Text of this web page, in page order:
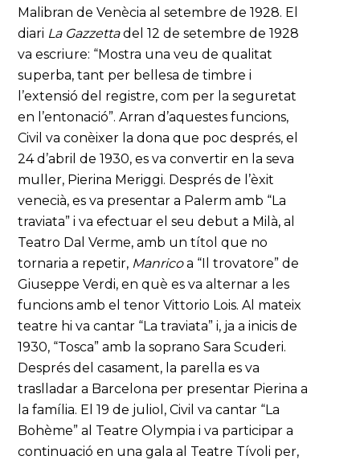
Malibran de Venècia al setembre de 1928. El
diari La Gazzettadel 12 de setembre de 1928
va escriure: “Mostra una veu de qualitat
superba, tant per bellesa de timbre i
l’extensió del registre, com per la seguretat
en l’entonació”. Arran d’aquestes funcions,
Civil va conèixer la dona que poc després, el
24 d’abril de 1930, es va convertir en la seva
muller, Pierina Meriggi. Després de l’èxit
venecià, es va presentar a Palerm amb “La
traviata” i va efectuar el seu debut a Milà, al
Teatro Dal Verme, amb un títol que no
tornaria a repetir, Manricoa “Il trovatore” de
Giuseppe Verdi, en què es va alternar a les
funcions amb el tenor Vittorio Lois. Al mateix
teatre hi va cantar “La traviata” i, ja a inicis de
1930, “Tosca” amb la soprano Sara Scuderi.
Després del casament, la parella es va
traslladar a Barcelona per presentar Pierina a
la família. El 19 de juliol, Civil va cantar “La
Bohème” al Teatre Olympia i va participar a
continuació en una gala al Teatre Tívoli per,